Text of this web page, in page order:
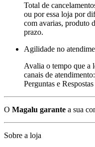
Total de
ou por essa loja por
com avarias, produto
prazo.
Agilidade no
Avalia o tempo que a
canais de
Perguntas e Respostas
O Magalu garante a sua
Sobre a loja